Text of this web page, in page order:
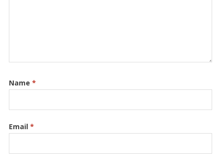
Name *
Email *